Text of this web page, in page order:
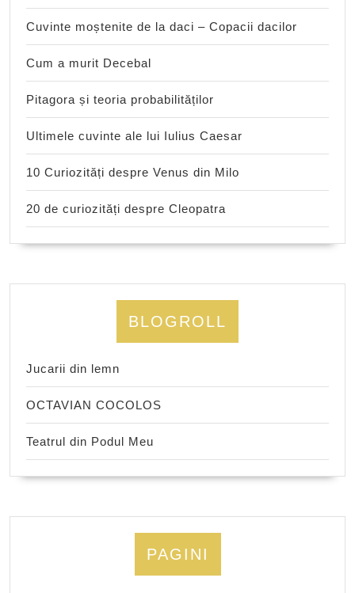
Cuvinte moștenite de la daci – Copacii dacilor
Cum a murit Decebal
Pitagora și teoria probabilităților
Ultimele cuvinte ale lui Iulius Caesar
10 Curiozități despre Venus din Milo
20 de curiozități despre Cleopatra
BLOGROLL
Jucarii din lemn
OCTAVIAN COCOLOS
Teatrul din Podul Meu
PAGINI